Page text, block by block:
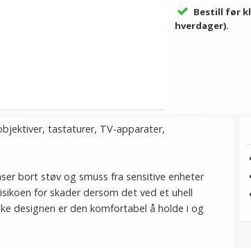
Bestill før
hverdager).
tastaturer, TV-apparater,
bort støv og smuss fra sensitive enheter
for skader dersom det ved et uhell
designen er den komfortabel å holde i og